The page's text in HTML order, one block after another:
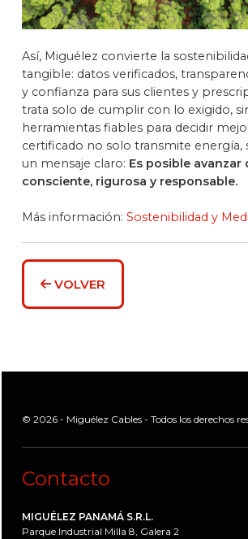
Así, Miguélez convierte la
tangible: datos verificados,
y confianza para sus clientes y
trata solo de cumplir con lo exigido,
herramientas fiables para decidir
certificado no solo transmite energía,
un mensaje claro: Es posible avanzar
consciente, rigurosa y responsable.
Más información: Sostenibilidad y
VOLVER
© 2026 - Miguélez Cables - Todos los derechos
Contacto
MIGUÉLEZ PANAMÁ S.R.L.
Parque Industrial Milla 8, Galera 2